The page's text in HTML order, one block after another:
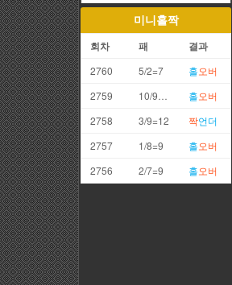
미니홀짝
회차 패 결과
2760 5/2=7 홀오버
2759
10/9=19 홀오버
2758
3/9=12 짝언더
2757
1/8=9 홀오버
2756
2/7=9 홀오버